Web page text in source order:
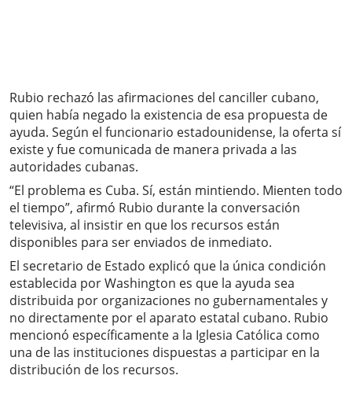
Rubio rechazó las afirmaciones del canciller cubano,
quien había negado la existencia de esa propuesta de
ayuda. Según el funcionario estadounidense, la oferta sí
existe y fue comunicada de manera privada a las
autoridades cubanas.
“El problema es Cuba. Sí, están mintiendo. Mienten todo
el tiempo”, afirmó Rubio durante la conversación
televisiva, al insistir en que los recursos están
disponibles para ser enviados de inmediato.
El secretario de Estado explicó que la única condición
establecida por Washington es que la ayuda sea
distribuida por organizaciones no gubernamentales y
no directamente por el aparato estatal cubano. Rubio
mencionó específicamente a la Iglesia Católica como
una de las instituciones dispuestas a participar en la
distribución de los recursos.